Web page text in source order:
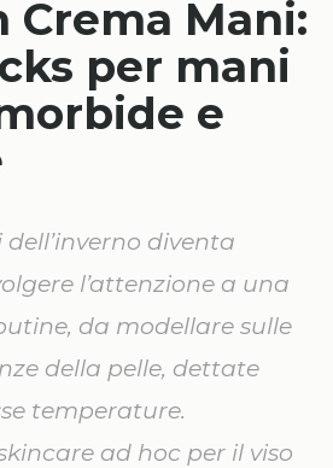
Mani:
per mani
e
dell’inverno diventa
l’attenzione a una
da modellare sulle
della pelle, dettate
temperature.
ad hoc per il viso